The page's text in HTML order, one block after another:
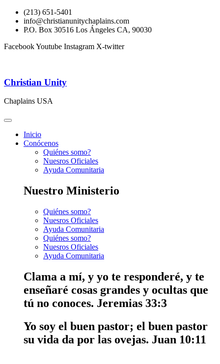
(213) 651-5401
info@christianunitychaplains.com
P.O. Box 30516 Los Ángeles CA, 90030
FacebookYoutube Instagram X-twitter
Christian Unity
Chaplains USA
Inicio
Conócenos
Quiénes somo?
Nuesros Oficiales
Ayuda Comunitaria
Nuestro Ministerio
Quiénes somo?
Nuesros Oficiales
Ayuda Comunitaria
Quiénes somo?
Nuesros Oficiales
Ayuda Comunitaria
Clama a mí, y yo te responderé, y te
enseñaré cosas grandes y ocultas que
tú no conoces. Jeremias 33:3
Yo soy el buen pastor; el buen pastor
su vida da por las ovejas. Juan 10:11